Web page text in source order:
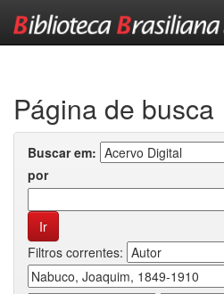
Página de busca
Buscar em:
por
Filtros correntes: